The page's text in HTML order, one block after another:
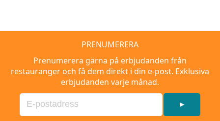
PRENUMERERA
Prenumerera gärna på erbjudanden från
restauranger och få dem direkt i din e-post. Exklusiva
erbjudanden varje månad.
►